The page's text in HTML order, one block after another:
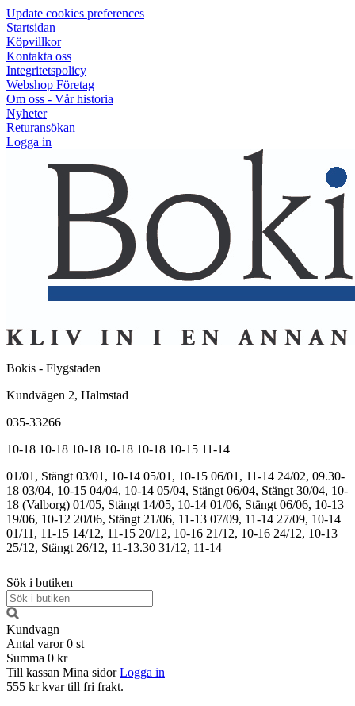
Update cookies preferences
Startsidan
Köpvillkor
Kontakta oss
Integritetspolicy
Webshop Företag
Om oss - Vår historia
Nyheter
Returansökan
Logga in
Bokis - Flygstaden
Kundvägen 2, Halmstad
035-33266
10-18 10-18 10-18 10-18 10-18 10-15 11-14
01/01, Stängt 03/01, 10-14 05/01, 10-15 06/01, 11-14 24/02, 09.30-
18 03/04, 10-15 04/04, 10-14 05/04, Stängt 06/04, Stängt 30/04, 10-
18 (Valborg) 01/05, Stängt 14/05, 10-14 01/06, Stängt 06/06, 10-13
19/06, 10-12 20/06, Stängt 21/06, 11-13 07/09, 11-14 27/09, 10-14
01/11, 11-15 14/12, 11-15 20/12, 10-16 21/12, 10-16 24/12, 10-13
25/12, Stängt 26/12, 11-13.30 31/12, 11-14
Sök i butiken
Kundvagn
Antal varor 0 st
Summa 0 kr
Till kassan Mina sidor Logga in
555 kr kvar till fri frakt.